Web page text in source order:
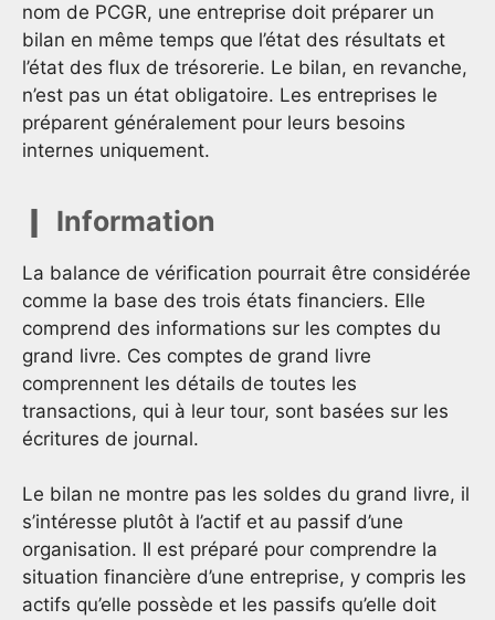
nom de PCGR, une entreprise doit préparer un
bilan en même temps que l’état des résultats et
l’état des flux de trésorerie. Le bilan, en revanche,
n’est pas un état obligatoire. Les entreprises le
préparent généralement pour leurs besoins
internes uniquement.
Information
La balance de vérification pourrait être considérée
comme la base des trois états financiers. Elle
comprend des informations sur les comptes du
grand livre. Ces comptes de grand livre
comprennent les détails de toutes les
transactions, qui à leur tour, sont basées sur les
écritures de journal.
Le bilan ne montre pas les soldes du grand livre, il
s’intéresse plutôt à l’actif et au passif d’une
organisation. Il est préparé pour comprendre la
situation financière d’une entreprise, y compris les
actifs qu’elle possède et les passifs qu’elle doit